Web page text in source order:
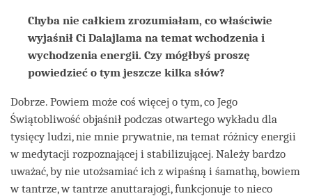
Chyba nie całkiem zrozumiałam, co właściwie
wyjaśnił Ci Dalajlama na temat wchodzenia i
wychodzenia energii. Czy mógłbyś proszę
powiedzieć o tym jeszcze kilka słów?
Dobrze. Powiem może coś więcej o tym, co Jego
Świątobliwość objaśnił podczas otwartego wykładu dla
tysięcy ludzi, nie mnie prywatnie, na temat różnicy energii
w medytacji rozpoznającej i stabilizującej. Należy bardzo
uważać, by nie utożsamiać ich z wipaśną i śamathą, bowiem
w tantrze, w tantrze anuttarajogi, funkcjonuje to nieco